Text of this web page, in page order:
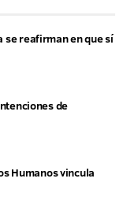
reafirman en que sí
de
Humanos vincula